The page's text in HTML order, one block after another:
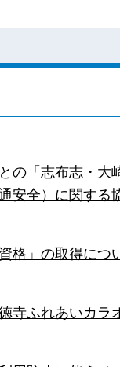
の「志布志・大
安全）に関する
格」の取得につ
寺ふれあいカラ